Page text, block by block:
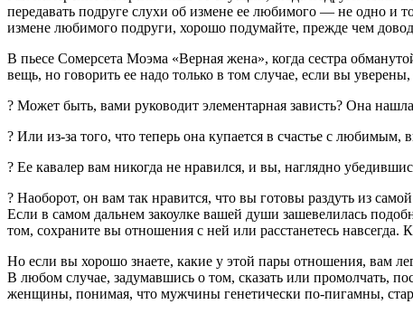
передавать подруге слухи об измене ее лю­бимого — не одно и
измене любимого подруги, хорошо подумайте, прежде чем
В пьесе Сомерсета Моэма «Верная жена», когда сестра
вещь, но говорить ее надо только в том случае, если вы
? Может быть, вами руководит элемен­тарная зависть? Она
? Или из-за того, что теперь она купается в счастье с
? Ее кавалер вам никогда не нравился, и вы, наглядно
? Наоборот, он вам так нравится, что вы готовы раздуть из
Если в самом дальнем закоулке вашей души зашевелилась
том, сохраните вы отношения с ней или расстанетесь
Но если вы хорошо знаете, какие у этой пары отношения, вам
В любом случае, задумавшись о том, сказать или промолчать,
женщины, понимая, что мужчины генетически по-пигамны,